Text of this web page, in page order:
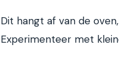
Dit hangt af van de
Experimenteer met